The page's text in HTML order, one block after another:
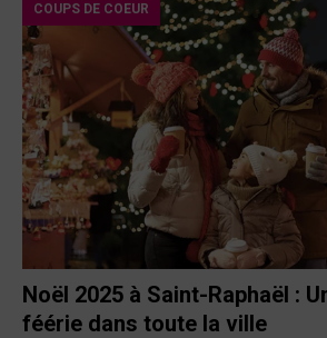
COUPS DE COEUR
Noël 2025 à Saint-Raphaël :
féérie dans toute la ville